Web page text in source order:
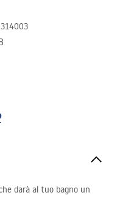
darà al tuo bagno un